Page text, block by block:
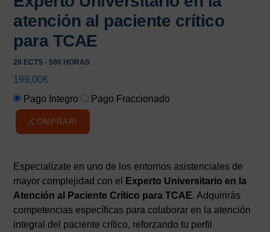
atención al paciente crítico
para TCAE
20 ECTS - 500 HORAS
199,00€
Pago Integro
Pago Fraccionado
¡COMPRAR!
Especialízate en uno de los entornos asistenciales de
mayor complejidad con el
Experto Universitario en la
Atención al Paciente Crítico para TCAE. Adquirirás
competencias específicas para colaborar en la atención
integral del paciente crítico, reforzando tu perfil